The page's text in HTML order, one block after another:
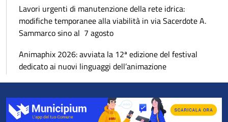
Lavori urgenti di manutenzione della rete idrica:
modifiche temporanee alla viabilità in via Sacerdote A.
Sammarco sino al 7 agosto
Animaphix 2026: avviata la 12ª edizione del festival
dedicato ai nuovi linguaggi dell’animazione